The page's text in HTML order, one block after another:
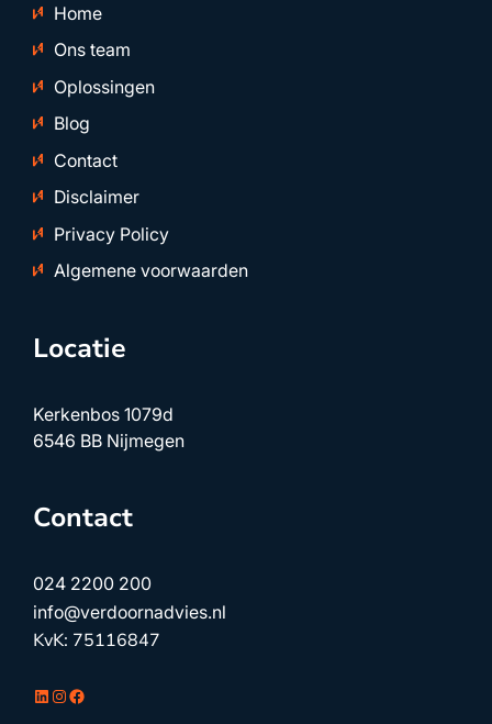
Home
Ons team
Oplossingen
Blog
Contact
Disclaimer
Privacy Policy
Algemene voorwaarden
Locatie
Kerkenbos 1079d
6546 BB Nijmegen
Contact
024 2200 200
info@verdoornadvies.nl
KvK: 75116847
LinkedIn
Instagram
Facebook